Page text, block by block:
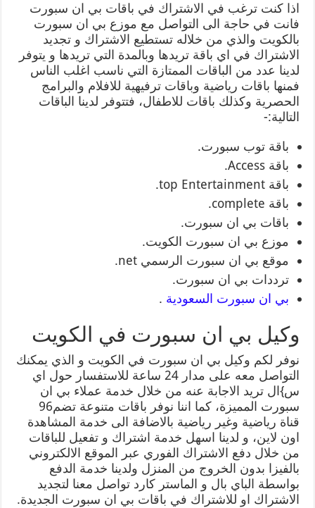
اذا كنت ترغب في الاشتراك في باقات بي ان سبورت
فانت في حاجة الى التواصل مع موزع بي ان سبورت
بالكويت والذي من خلاله تستطيع الاشتراك و تجديد
الاشتراك في اي باقة تريدها وبالمدة التي تريدها و يتوفر
لدينا عدد من الباقات الممتازة التي ناسب اغلب الناس
فمنها باقات رياضية وباقات ترفيهية للافلام والبرامج
الحصرية وكذلك باقات للاطفال، فتتوفر لدينا الباقات
التالية:-
باقة توب سبورت.
باقة Access.
باقة top Entertainment.
باقة complete.
باقات بي ان سبورت.
موزع بي ان سبورت الكويت.
موقع بي ان سبورت الرسمي net.
ترددات بي ان سبورت.
بي ان سبورت السعودية .
وكيل بي ان سبورت في الكويت
نوفر لكم وكيل بي ان سبورت في الكويت و الذي يمكنك
التواصل معه على مدار 24 ساعة للاستفسار حول اي
س}ال تريد الاجابة عنه من خلال خدمة عملاء بي ان
سبورت المميزة، كما اننا نوفر باقات متنوعة تضم96
قناة رياضية وغير رياضية بالاضافة الى خدمة المشاهدة
اون لاين، و لدينا اسهل خدمة اشتراك و تفعيل للباقات
من خلال دفع الاشتراك الفوري عبر الموقع الالكتروني
بالفيزا بدون الخروج من المنزل ولدينا خدمة الدفع
بواسطة الباي بال و الماستر كارد تواصل معنا لتجديد
الاشتراك او للاشتراك في باقات بي ان سبورت الجديدة.